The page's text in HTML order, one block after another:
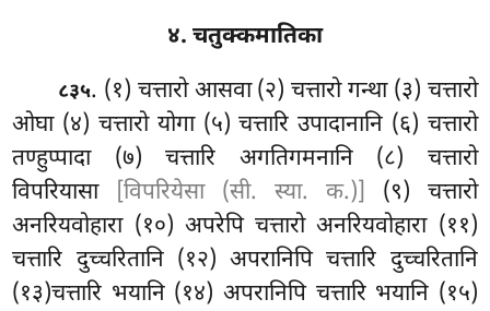
४. चतुक्कमातिका
८३५. (१) चत्तारो आसवा (२) चत्तारो गन्था (३) चत्तारो
ओघा (४) चत्तारो योगा (५) चत्तारि उपादानानि (६) चत्तारो
तण्हुप्पादा (७) चत्तारि अगतिगमनानि (८) चत्तारो
विपरियासा
[विपरियेसा (सी. स्या. क.)]
(९) चत्तारो
अनरियवोहारा (१०) अपरेपिचत्तारो अनरियवोहारा (११)
चत्तारि दुच्चरितानि (१२) अपरानिपि चत्तारि दुच्चरितानि
(१३)चत्तारि भयानि (१४) अपरानिपि चत्तारि भयानि (१५)